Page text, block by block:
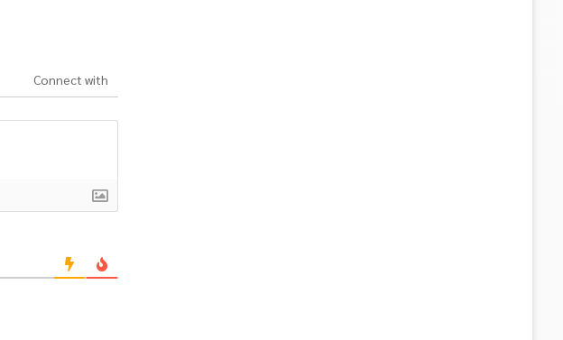
Connect with